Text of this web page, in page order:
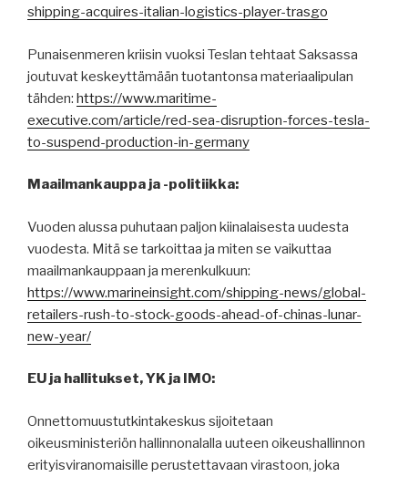
shipping-acquires-italian-logistics-player-trasgo
Punaisenmeren kriisin vuoksi Teslan tehtaat Saksassa
joutuvat keskeyttämään tuotantonsa materiaalipulan
tähden: https://www.maritime-
executive.com/article/red-sea-disruption-forces-tesla-
to-suspend-production-in-germany
Maailmankauppa ja -politiikka:
Vuoden alussa puhutaan paljon kiinalaisesta uudesta
vuodesta. Mitä se tarkoittaa ja miten se vaikuttaa
maailmankauppaan ja merenkulkuun:
https://www.marineinsight.com/shipping-news/global-
retailers-rush-to-stock-goods-ahead-of-chinas-lunar-
new-year/
EU ja hallitukset, YK ja IMO:
Onnettomuustutkintakeskus sijoitetaan
oikeusministeriön hallinnonalalla uuteen oikeushallinnon
erityisviranomaisille perustettavaan virastoon, joka